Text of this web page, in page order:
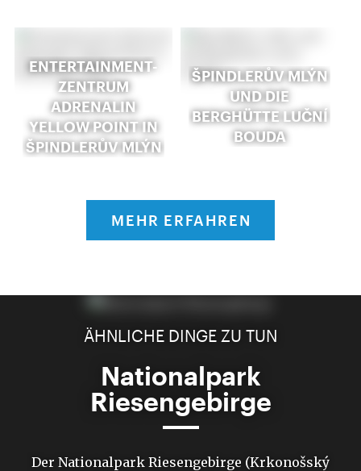
ENTERTAINMENT-
ZENTRUM
ADRENALIN
YELLOW POINT IN
ŠPINDLERŮV MLÝN
ŠPINDLERŮV MLÝN
UND DIE
BERGHÜTTE LUČNÍ
BOUDA
MEHR ERFAHREN
ÄHNLICHE DINGE ZU TUN
Nationalpark
Riesengebirge
Der Nationalpark Riesengebirge (Krkonošský